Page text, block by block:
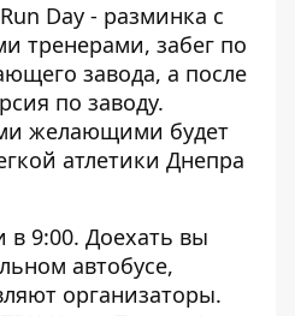
Day - разминка с
тренерами, забег по
завода, а после
по заводу.
желающими будет
атлетики Днепра
в 9:00. Доехать вы
автобусе,
организаторы.